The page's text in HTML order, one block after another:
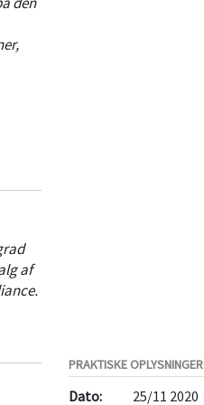
af
PRAKTISKE OPLYSNINGER
Dato: 25/11 2020